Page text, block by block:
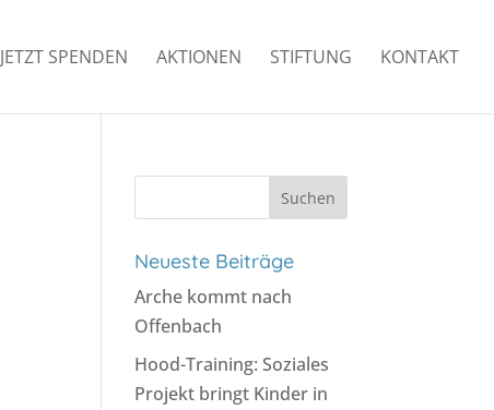
JETZT SPENDEN AKTIONEN STIFTUNG KONTAKT
nach:
Neueste Beiträge
Arche kommt nach
Offenbach
Hood-Training: Soziales
Projekt bringt Kinder in